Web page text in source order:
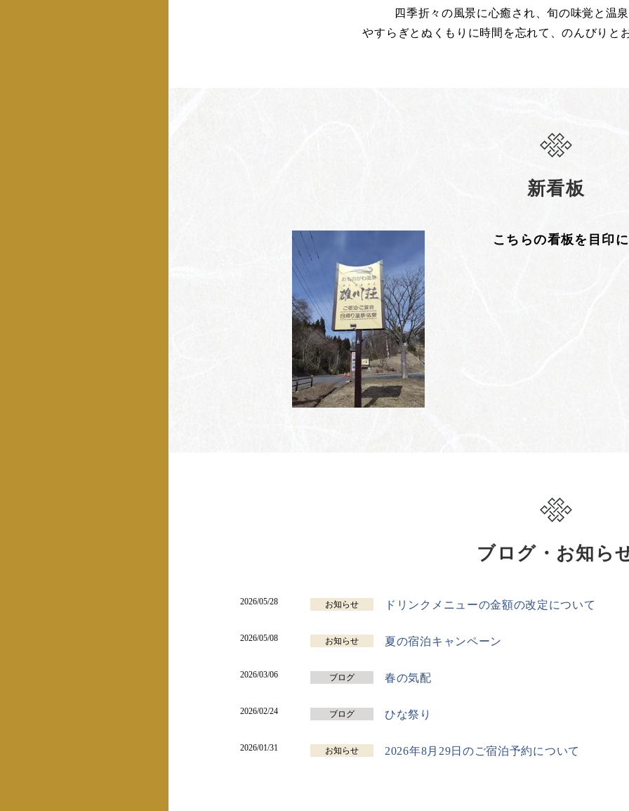
四季折々の風景に心癒され、旬の味覚と温
やすらぎとぬくもりに時間を忘れて、のんびりと
新看板
こちらの看板を目印
ブログ・お知ら
2026/05/28 お知らせ ドリンクメニューの金額の改定について
2026/05/08 お知らせ 夏の宿泊キャンペーン
2026/03/06 ブログ 春の気配
2026/02/24 ブログ ひな祭り
2026/01/31 お知らせ 2026年8月29日のご宿泊予約について